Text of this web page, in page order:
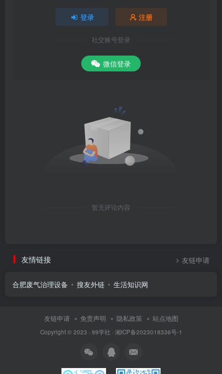
登录 注册
社交账号登录
微信登录
暂无评论内容
友情链接 友链申请
合肥废气治理设备 搜友外链 生活知识网
友链申请 免责声明 隐私政策 站点地图
Copyright © 2023 · 99学社 · 湘ICP备2023018336号-1